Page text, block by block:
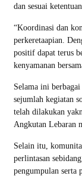
dan sesuai
“Koordinasi dan
perkeretaapian.
positif dapat terus
kenyamanan
Selama ini
sejumlah kegiatan
telah dilakukan
Angkutan Lebaran
Selain itu,
perlintasan
pengumpulan serta